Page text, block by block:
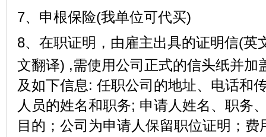
7、申根保险(我单位可代买)
8、在职证明， 由雇主出具的证明信(英
文翻译) ,需使用公司正式的信头纸并加
及如下信息: 任职公司的地址、电话和
人员的姓名和职务; 申请人姓名、职务
目的；公司为申请人保留职位证明；